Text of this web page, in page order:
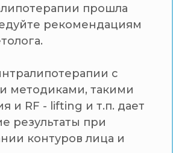
прошла
рекомендациям
с
методиками, такими
и RF - lifting и т.п. дает
результаты при
контуров лица и